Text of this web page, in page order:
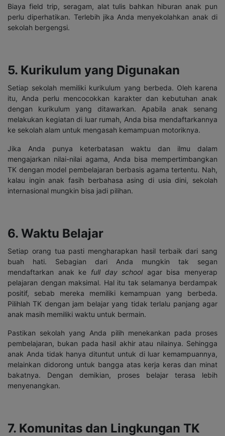
Biaya field trip, seragam, alat tulis bahkan hiburan anak pun
perlu diperhatikan. Terlebih jika Anda menyekolahkan anak di
sekolah bergengsi.
5. Kurikulum yang Digunakan
Setiap sekolah memiliki kurikulum yang berbeda. Oleh karena
itu, Anda perlu mencocokkan karakter dan kebutuhan anak
dengan kurikulum yang ditawarkan. Apabila anak senang
melakukan kegiatan di luar rumah, Anda bisa mendaftarkannya
ke sekolah alam untuk mengasah kemampuan motoriknya.
Jika Anda punya keterbatasan waktu dan ilmu dalam
mengajarkan nilai-nilai agama, Anda bisa mempertimbangkan
TK dengan model pembelajaran berbasis agama tertentu. Nah,
kalau ingin anak fasih berbahasa asing di usia dini, sekolah
internasional mungkin bisa jadi pilihan.
6. Waktu Belajar
Setiap orang tua pasti mengharapkan hasil terbaik dari sang
buah hati. Sebagian dari Anda mungkin tak segan
mendaftarkan anak ke full day school agar bisa menyerap
pelajaran dengan maksimal. Hal itu tak selamanya berdampak
positif, sebab mereka memiliki kemampuan yang berbeda.
Pilihlah TK dengan jam belajar yang tidak terlalu panjang agar
anak masih memiliki waktu untuk bermain.
Pastikan sekolah yang Anda pilih menekankan pada proses
pembelajaran, bukan pada hasil akhir atau nilainya. Sehingga
anak Anda tidak hanya dituntut untuk di luar kemampuannya,
melainkan didorong untuk bangga atas kerja keras dan minat
bakatnya. Dengan demikian, proses belajar terasa lebih
menyenangkan.
7. Komunitas dan Lingkungan TK